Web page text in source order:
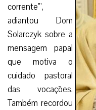
corrente'”,
adiantou Dom
Solarczyk sobre a
mensagem papal
que motiva o
cuidado pastoral
das vocações.
Também recordou